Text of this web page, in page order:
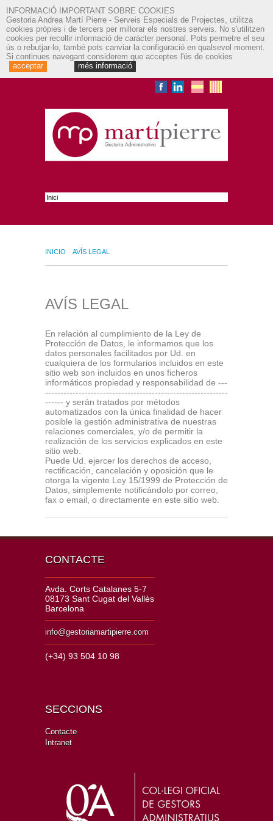
INFORMACIÓ IMPORTANT SOBRE COOKIES
Gestoria Andrea Martí Pierre - Serveis Especials de Projectes, utilitza
cookies pròpies i de tercers per millorar els nostres serveis. No s'utilitzen
cookies per recollir informació de caràcter personal. Pots permetre el seu
ús o rebutjar-lo, també pots canviar la configuració en qualsevol moment.
Si continues navegant considerem que acceptes l'ús de cookies
acceptar
més informació
INICIO AVÍS LEGAL
AVÍS LEGAL
En relación al cumplimiento de la Ley de
Protección de Datos, le informamos que los
datos personales facilitados por Ud. en
cualquiera de los formularios incluidos en este
sitio web son incluidos en unos ficheros
informáticos propiedad y responsabilidad de ---
------------------------------------------------------------
------ y serán tratados por métodos
automatizados con la única finalidad de hacer
posible la gestión administrativa de nuestras
relaciones comerciales, y/o de permitir la
realización de los servicios explicados en este
sitio web.
Puede Ud. ejercer los derechos de acceso,
rectificación, cancelación y oposición que le
otorga la vigente Ley 15/1999 de Protección de
Datos, simplemente notificándolo por correo,
fax o email, o directamente en este sitio web.
CONTACTE
Avda. Corts Catalanes 5-7
08173 Sant Cugat del Vallès
Barcelona
info@gestoriamartipierre.com
(+34) 93 504 10 98
SECCIONS
Contacte
Intranet